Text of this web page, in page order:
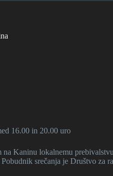
16.00 in 20.00 uro
Kaninu lokalnemu
srečanja je Društvo